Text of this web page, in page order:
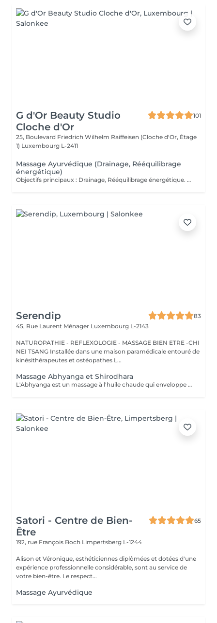
G d'Or Beauty Studio
Cloche d'Or
101
25, Boulevard Friedrich Wilhelm Raiffeisen (Cloche d'Or, Étage
1) Luxembourg L-2411
Massage Ayurvédique (Drainage, Rééquilibrage
énergétique)
Objectifs principaux : Drainage, Rééquilibrage énergétique. Massage du corps entier inspiré des traditions indiennes ancestrales, où les manuvres sont à la fois enveloppantes, profondes et rythmées, alternant pressions, lissages et mouvements circulaires. Chaque geste suit une chorégraphie précise visant à stimuler les points énergétiques et à accompagner le corps dans un mouvement naturel de rééquilibrage. Ce rituel harmonieux soutient la circulation sanguine et lymphatique, favorise le drainage naturel de l'organisme et aide à éliminer les toxines accumulées. Par son rythme fluide et structuré, il dynamise les tissus, relance l'énergie vitale (prana) et contribue à délier les zones de stagnation. Le corps retrouve légèreté et vitalité, tandis qu'une sensation d'ancrage et d'harmonie intérieure s'installe durablement. Fréquence recommandée : Ponctuellement, ou toutes les 2 à 3 semaines dans le cadre d'un entretien régulier.
Serendip
83
45, Rue Laurent Ménager Luxembourg L-2143
NATUROPATHIE - REFLEXOLOGIE - MASSAGE BIEN ETRE -CHI
NEI TSANG Installée dans une maison paramédicale entouré de
kinésithérapeutes et ostéopathes L...
Massage Abhyanga et Shirodhara
L'Abhyanga est un massage à l'huile chaude qui enveloppe tout le corps. Au fil des gestes lents et continus, le corps se relâche, la respiration s'apaise, l'énergie circule à nouveau. C'est un moment où tout se dépose, où le système nerveux se calme et où l'on retrouve une sensation d'unité. Le Shirodhara prolonge ce voyage intérieur. Un filet d'huile chaude coule doucement sur le front, comme une invitation à lâcher le mental. Les pensées se posent, le stress se dissout, un calme profond s'installe, presque méditatif. Ensemble, Abhyanga et Shirodhara créent un soin de 2 h où le corps se détend, le corps se relâche et l'esprit retrouve de la clarté. Une expérience douce, rééquilibrante et profondément régénérante. Prévoir une serviette, tissus pour le retour, veillez a ne pas s'alimenter juste avant, Idéalement c'est un soin qui se pratique le soir
Satori - Centre de Bien-
Être
65
192, rue François Boch Limpertsberg L-1244
Alison et Véronique, esthéticiennes diplômées et dotées d'une
expérience professionnelle considérable, sont au service de
votre bien-être. Le respect...
Massage Ayurvédique